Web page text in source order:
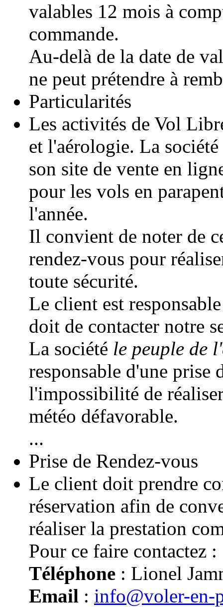
valables 12 mois à
commande.
Au-delà de la date de
ne peut prétendre à
Particularités
Les activités de Vol
et l'aérologie. La société
son site de vente en
pour les vols en
l'année.
Il convient de noter de
rendez-vous pour
toute sécurité.
Le client est
doit de contacter notre
La société le peuple de
responsable d'une prise
l'impossibilité de
météo défavorable.
...
Prise de Rendez-vous
Le client doit prendre
réservation afin de
réaliser la prestation
Pour ce faire contactez :
Téléphone : Lionel
Email : info@voler-en-